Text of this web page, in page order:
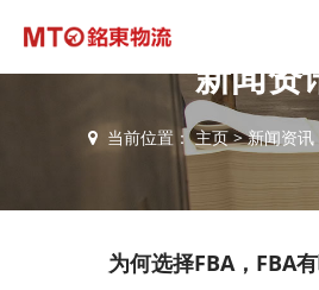
新闻资
当前位置：主页>新闻资讯
为何选择FBA，FBA